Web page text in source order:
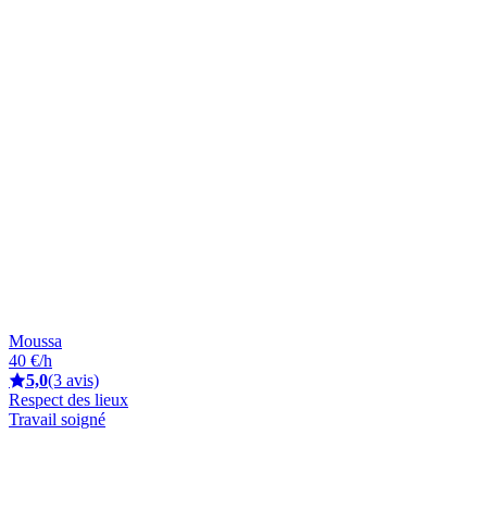
Moussa
40 €/h
5,0(3 avis)
Respect des lieux
Travail soigné